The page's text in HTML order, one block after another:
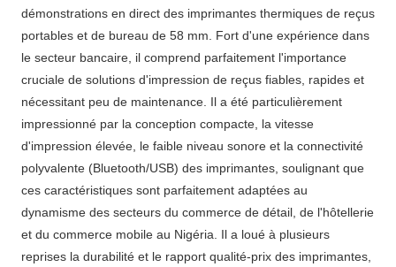
démonstrations en direct des imprimantes thermiques de reçus
portables et de bureau de 58 mm. Fort d'une expérience dans
le secteur bancaire, il comprend parfaitement l'importance
cruciale de solutions d'impression de reçus fiables, rapides et
nécessitant peu de maintenance. Il a été particulièrement
impressionné par la conception compacte, la vitesse
d'impression élevée, le faible niveau sonore et la connectivité
polyvalente (Bluetooth/USB) des imprimantes, soulignant que
ces caractéristiques sont parfaitement adaptées au
dynamisme des secteurs du commerce de détail, de l'hôtellerie
et du commerce mobile au Nigéria. Il a loué à plusieurs
reprises la durabilité et le rapport qualité-prix des imprimantes,